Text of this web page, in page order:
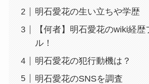
明石愛花の生い立ちや学歴
【何者】明石愛花のwiki経
ル！
明石愛花の犯行動機は？
明石愛花のSNSを調査